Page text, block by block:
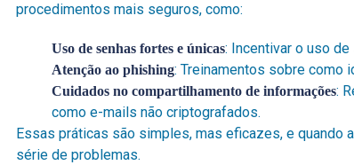
procedimentos mais seguros, como:
Uso de senhas fortes e únicas: Incentivar o uso
Atenção ao phishing: Treinamentos sobre como
Cuidados no compartilhamento de informações:
como e-mails não criptografados.
Essas práticas são simples, mas eficazes, e quando
série de problemas.